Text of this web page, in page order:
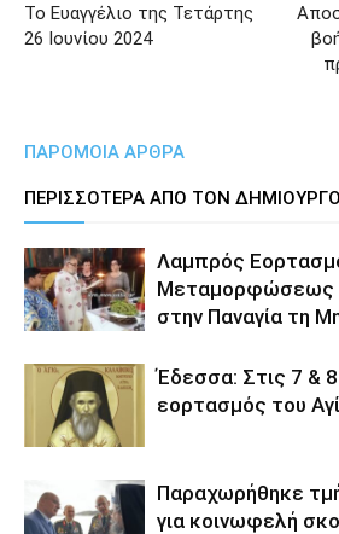
Το Ευαγγέλιο της Τετάρτης
26 Ιουνίου 2024
ΠΑΡΟΜΟΙΑ ΑΡΘΡΑ
ΠΕΡΙΣΣΟΤΕΡΑ ΑΠΟ ΤΟΝ ΔΗΜΙΟΥΡΓΟ
Λαμπρός
Μεταμορφώσεως
στην Παναγία τη
Έδεσσα: Στις 7 &
εορτασμός του
Παραχωρήθηκε
για κοινωφελή